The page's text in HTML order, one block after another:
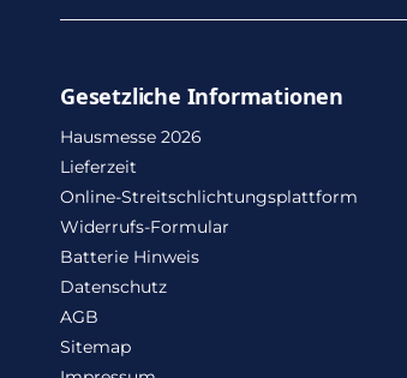
Gesetzliche Informationen
Hausmesse 2026
Lieferzeit
Online-Streitschlichtungsplattform
Widerrufs-Formular
Batterie Hinweis
Datenschutz
AGB
Sitemap